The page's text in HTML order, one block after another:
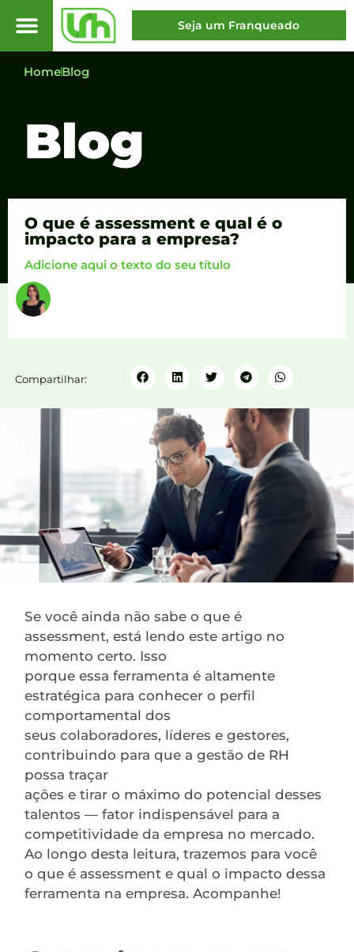
Seja um Franqueado
HomeBlog
Blog
O que é assessment e qual é o
impacto para a empresa?
Adicione aqui o texto do seu título
Compartilhar:
Se você ainda não sabe o que é
assessment, está lendo este artigo no
momento certo. Isso
porque essa ferramenta é altamente
estratégica para conhecer o perfil
comportamental dos
seus colaboradores, líderes e gestores,
contribuindo para que a gestão de RH
possa traçar
ações e tirar o máximo do potencial desses
talentos — fator indispensável para a
competitividade da empresa no mercado.
Ao longo desta leitura, trazemos para você
o que é assessment e qual o impacto dessa
ferramenta na empresa. Acompanhe!